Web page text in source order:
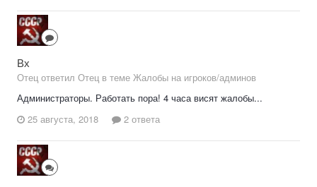
Вх
Отец ответил Отец в теме Жалобы на игроков/админов
Администраторы. Работать пора! 4 часа висят жалобы...
25 августа, 2018
2 ответа